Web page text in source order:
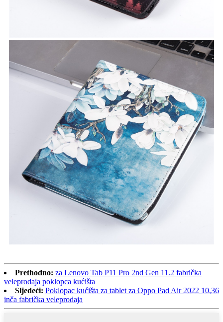
Prethodno: za Lenovo Tab P11 Pro 2nd Gen 11.2 fabrička
veleprodaja poklopca kućišta
Sljedeći: Poklopac kućišta za tablet za Oppo Pad Air 2022 10,36
inča fabrička veleprodaja